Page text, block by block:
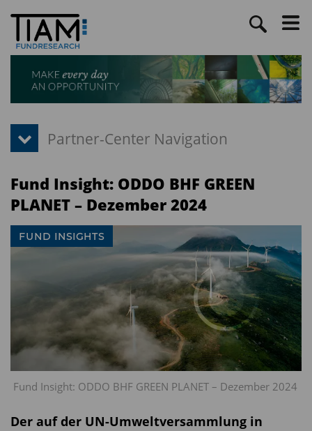
Fund Insight: ODDO BHF GREEN
PLANET – Dezember 2024
Fund Insight: ODDO BHF GREEN PLANET – Dezember 2024
FUND INSIGHTS
Der auf der UN-Umweltversammlung in